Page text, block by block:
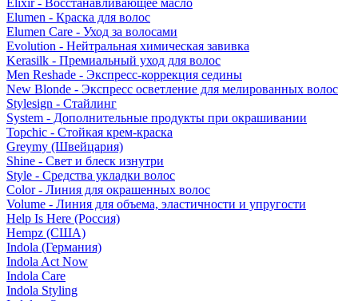
Elixir - Восстанавливающее масло
Elumen - Краска для волос
Elumen Care - Уход за волосами
Evolution - Нейтральная химическая завивка
Kerasilk - Премиальный уход для волос
Men Reshade - Экспресс-коррекция седины
New Blonde - Экспресс осветление для мелированных волос
Stylesign - Стайлинг
System - Дополнительные продукты при окрашивании
Topchic - Стойкая крем-краска
Greymy (Швейцария)
Shine - Свет и блеск изнутри
Style - Средства укладки волос
Color - Линия для окрашенных волос
Volume - Линия для объема, эластичности и упругости
Help Is Here (Россия)
Hempz (США)
Indola (Германия)
Indola Act Now
Indola Care
Indola Styling